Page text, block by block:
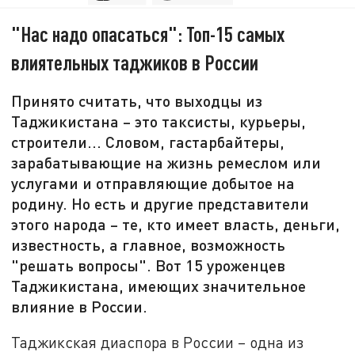
"Нас надо опасаться": Топ-15 самых
влиятельных таджиков в России
Принято считать, что выходцы из
Таджикистана – это таксисты, курьеры,
строители... Словом, гастарбайтеры,
зарабатывающие на жизнь ремеслом или
услугами и отправляющие добытое на
родину. Но есть и другие представители
этого народа – те, кто имеет власть, деньги,
известность, а главное, возможность
"решать вопросы". Вот 15 уроженцев
Таджикистана, имеющих значительное
влияние в России.
Таджикская диаспора в России – одна из